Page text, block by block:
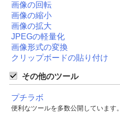
画像の回転
画像の縮小
画像の拡大
JPEGの軽量化
画像形式の変換
クリップボードの貼り付け
その他のツール
プチラボ
便利なツールを多数公開しています。